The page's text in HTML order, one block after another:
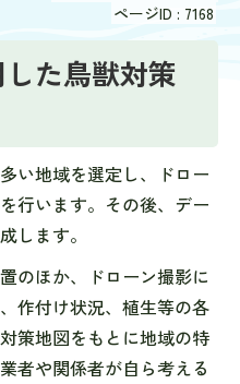
ページID : 7168
た鳥獣対策
い地域を選定し、ドロー
行います。その後、デー
します。
のほか、ドローン撮影に
作付け状況、植生等の各
策地図をもとに地域の特
者や関係者が自ら考える